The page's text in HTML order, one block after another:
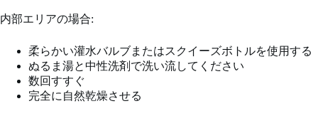
内部エリアの場合:
柔らかい灌水バルブまたはスクイーズボトルを使用する
ぬるま湯と中性洗剤で洗い流してください
数回すすぐ
完全に自然乾燥させる